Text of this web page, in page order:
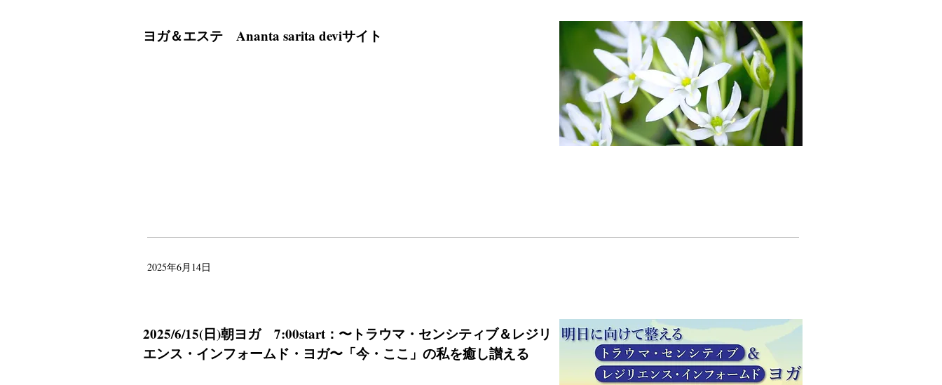
ヨガ＆エステ Ananta sarita deviサイト
2025年6月14日
2025/6/15(日)朝ヨガ 7:00start：〜トラウマ・センシティブ＆レジリ
エンス・インフォームド・ヨガ〜「今・ここ」の私を癒し讃える